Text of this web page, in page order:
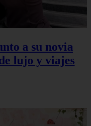
a su novia
lujo y viajes